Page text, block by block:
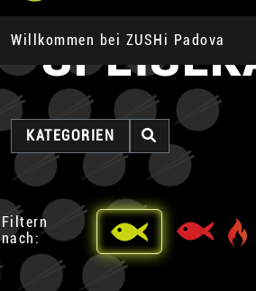
Willkommen bei ZUSHi Padova
KATEGORIEN
Filtern
nach: